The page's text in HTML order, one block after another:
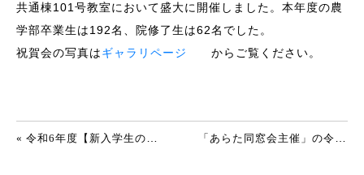
共通棟101号教室において盛大に開催しました。本年度の農
学部卒業生は192名、院修了生は62名でした。
祝賀会の写真はギャラリページ からご覧ください。
投稿ナビゲーション